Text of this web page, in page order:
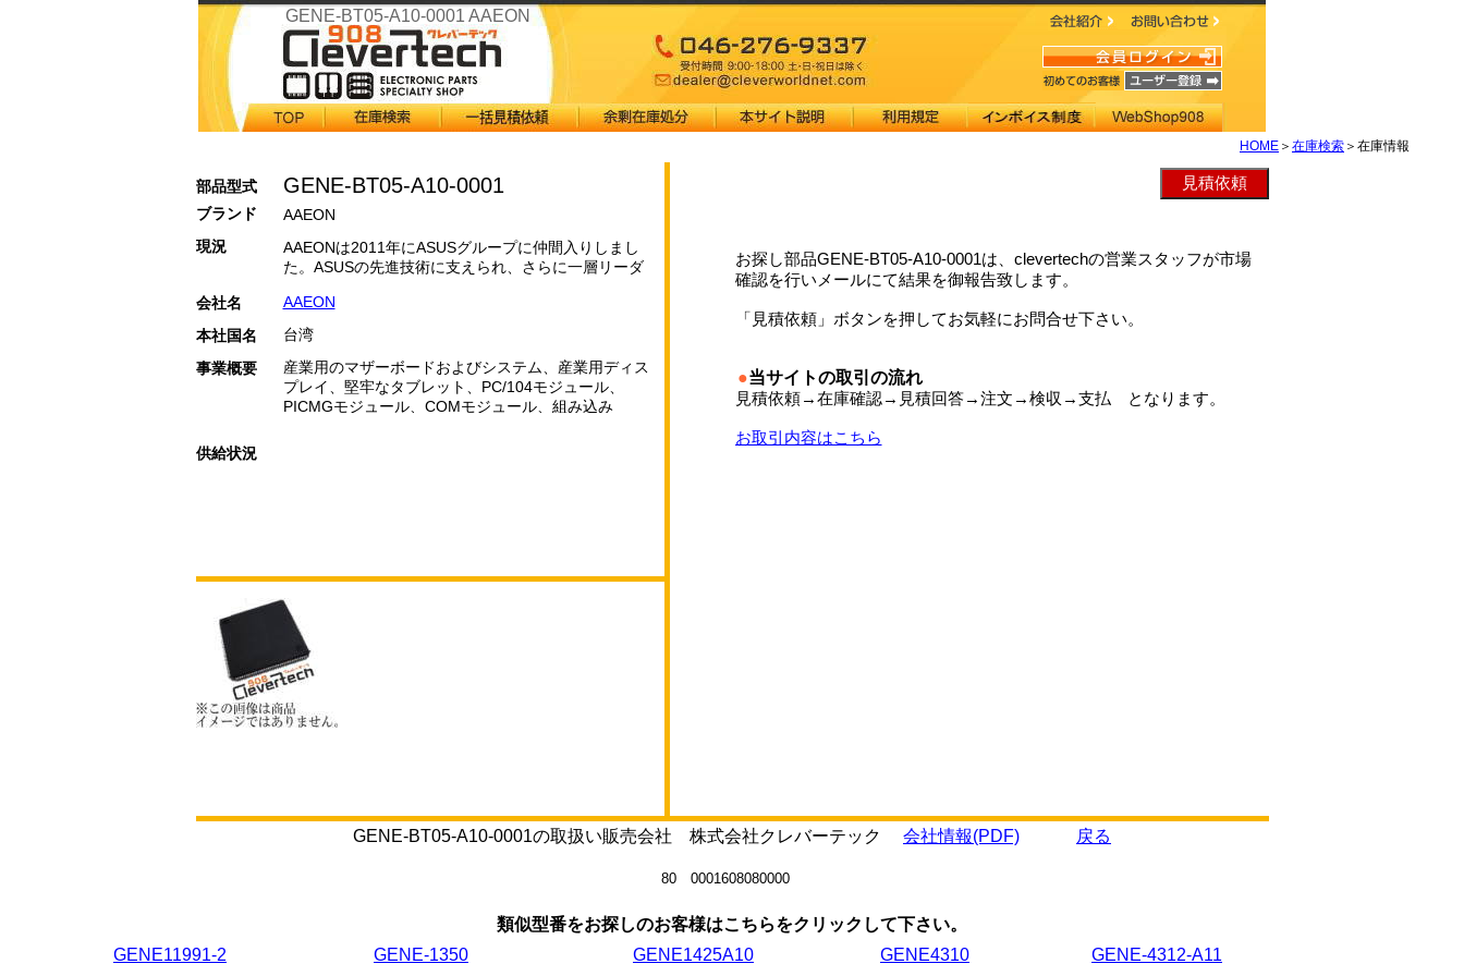
GENE-BT05-A10-0001 AAEON
HOME ＞ 在庫検索 ＞在庫情報
部品型式 GENE-BT05-A10-0001
ブランド
AAEON
現況
AAEONは2011年にASUSグループに仲間入りしまし
た。ASUSの先進技術に支えられ、さらに一層リーダ
活用しております。ワールドクラスの設計・製造ニー
ズを満たす、より高い品質基準の、より多様な組み込
み製品およびソリューションの提供を、今後数年以内
に提示してまいります。
会社名
AAEON
本社国名
台湾
事業概要
産業用のマザーボードおよびシステム、産業用ディス
プレイ、堅牢なタブレット、PC/104モジュール、
PICMGモジュール、COMモジュール、組み込み
供給状況
お探し部品GENE-BT05-A10-0001は、clevertechの営業スタッフが市場
確認を行いメールにて結果を御報告致します。
「見積依頼」ボタンを押してお気軽にお問合せ下さい。
●当サイトの取引の流れ
見積依頼→在庫確認→見積回答→注文→検収→支払 となります。
お取引内容はこちら
GENE-BT05-A10-0001の取扱い販売会社 株式会社クレバーテック 会社情報(PDF) 戻る
80 0001608080000
類似型番をお探しのお客様はこちらをクリックして下さい。
GENE11991-2
GENE-1350 GENE1425A10 GENE4310 GENE-4312-A11